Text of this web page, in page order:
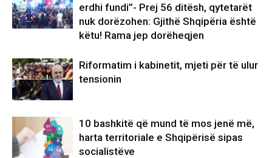
erdhi fundi”- Prej 56 ditësh, qytetarët
nuk dorëzohen: Gjithë Shqipëria është
këtu! Rama jep dorëheqjen
Riformatim i kabinetit, mjeti për të ulur
tensionin
10 bashkitë që mund të mos jenë më,
harta territoriale e Shqipërisë sipas
socialistëve